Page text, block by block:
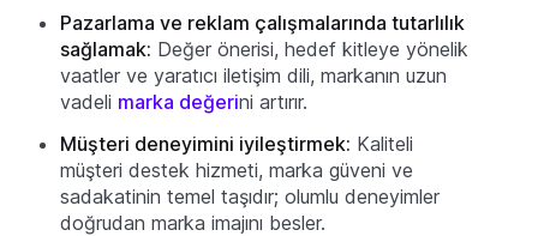
Pazarlama ve reklam çalışmalarında tutarlılık
sağlamak: Değer önerisi, hedef kitleye yönelik
vaatler ve yaratıcı iletişim dili, markanın uzun
vadeli marka değerini artırır.
Müşteri deneyimini iyileştirmek: Kaliteli
müşteri destek hizmeti, marka güveni ve
sadakatinin temel taşıdır; olumlu deneyimler
doğrudan marka imajını besler.